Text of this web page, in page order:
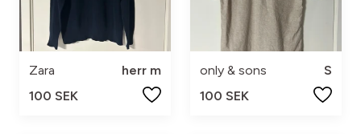
Zara
herr m
100 SEK
only & sons
S
100 SEK